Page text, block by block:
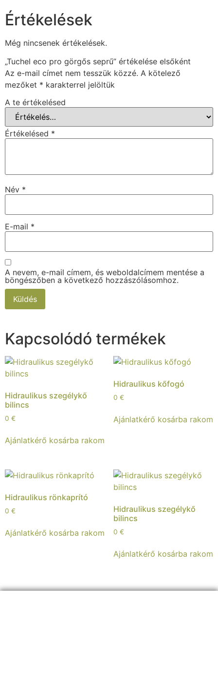
Értékelések
Még nincsenek értékelések.
„Tuchel eco pro görgős seprű” értékelése elsőként
Az e-mail címet nem tesszük közzé. A kötelező
mezőket * karakterrel jelöltük
A te értékelésed
Értékelésed *
Név *
E-mail *
A nevem, e-mail címem, és weboldalcímem mentése a
böngészőben a következő hozzászólásomhoz.
Kapcsolódó termékek
Hidraulikus szegélykő
bilincs
0 €
Ajánlatkérő kosárba rakom
Hidraulikus kőfogó
0 €
Ajánlatkérő kosárba rakom
Hidraulikus rönkaprító
0 €
Ajánlatkérő kosárba rakom
Hidraulikus szegélykő
bilincs
0 €
Ajánlatkérő kosárba rakom